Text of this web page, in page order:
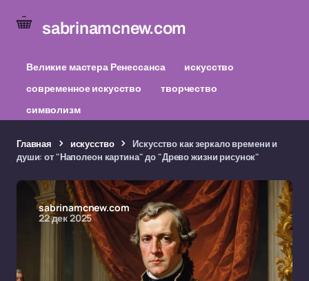
sabrinamcnew.com
Великие мастера Ренессанса
искусство
современное искусство
творчество
символизм
Главная искусство
Искусство как зеркало времени и
души: от "Наполеон картина" до "Древо жизни рисунок"
sabrinamcnew.com
22 дек 2025